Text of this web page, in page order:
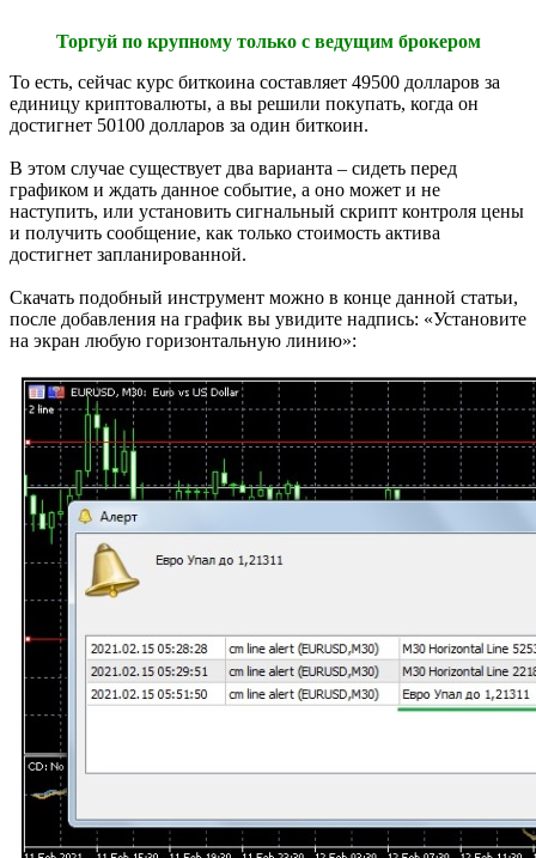
Торгуй по крупному только с ведущим брокером
То есть, сейчас курс биткоина составляет 49500 долларов за
единицу криптовалюты, а вы решили покупать, когда он
достигнет 50100 долларов за один биткоин.
В этом случае существует два варианта – сидеть перед
графиком и ждать данное событие, а оно может и не
наступить, или установить сигнальный скрипт контроля цены
и получить сообщение, как только стоимость актива
достигнет запланированной.
Скачать подобный инструмент можно в конце данной статьи,
после добавления на график вы увидите надпись: «Установите
на экран любую горизонтальную линию»: